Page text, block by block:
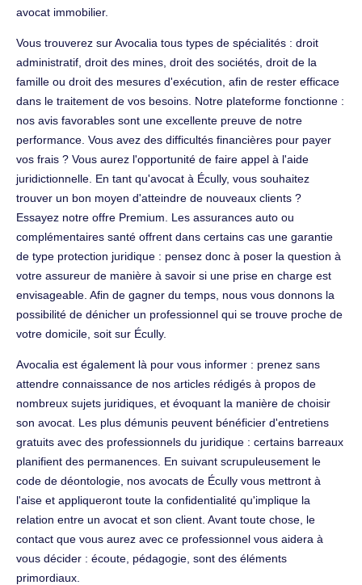
avocat immobilier.
Vous trouverez sur Avocalia tous types de spécialités : droit
administratif, droit des mines, droit des sociétés, droit de la
famille ou droit des mesures d'exécution, afin de rester efficace
dans le traitement de vos besoins. Notre plateforme fonctionne :
nos avis favorables sont une excellente preuve de notre
performance. Vous avez des difficultés financières pour payer
vos frais ? Vous aurez l'opportunité de faire appel à l'aide
juridictionnelle. En tant qu'avocat à Écully, vous souhaitez
trouver un bon moyen d'atteindre de nouveaux clients ?
Essayez notre offre Premium. Les assurances auto ou
complémentaires santé offrent dans certains cas une garantie
de type protection juridique : pensez donc à poser la question à
votre assureur de manière à savoir si une prise en charge est
envisageable. Afin de gagner du temps, nous vous donnons la
possibilité de dénicher un professionnel qui se trouve proche de
votre domicile, soit sur Écully.
Avocalia est également là pour vous informer : prenez sans
attendre connaissance de nos articles rédigés à propos de
nombreux sujets juridiques, et évoquant la manière de choisir
son avocat. Les plus démunis peuvent bénéficier d'entretiens
gratuits avec des professionnels du juridique : certains barreaux
planifient des permanences. En suivant scrupuleusement le
code de déontologie, nos avocats de Écully vous mettront à
l'aise et appliqueront toute la confidentialité qu'implique la
relation entre un avocat et son client. Avant toute chose, le
contact que vous aurez avec ce professionnel vous aidera à
vous décider : écoute, pédagogie, sont des éléments
primordiaux.